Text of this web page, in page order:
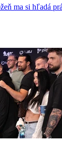
ma si hľadá